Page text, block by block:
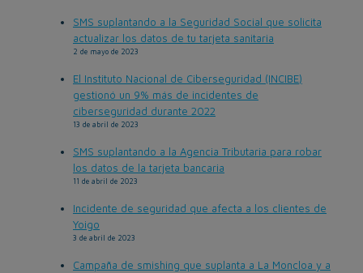
SMS suplantando a la Seguridad Social que solicita
actualizar los datos de tu tarjeta sanitaria
2 de mayo de 2023
El Instituto Nacional de Ciberseguridad (INCIBE)
gestionó un 9% más de incidentes de
ciberseguridad durante 2022
13 de abril de 2023
SMS suplantando a la Agencia Tributaria para robar
los datos de la tarjeta bancaria
11 de abril de 2023
Incidente de seguridad que afecta a los clientes de
Yoigo
3 de abril de 2023
Campaña de smishing que suplanta a La Moncloa y a